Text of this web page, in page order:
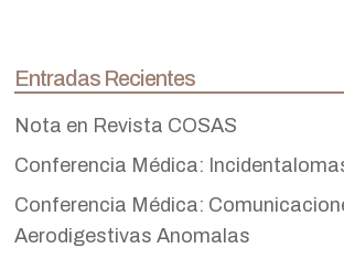
Entradas Recientes
Nota en Revista COSAS
Conferencia Médica:
Conferencia Médica:
Aerodigestivas Anomalas